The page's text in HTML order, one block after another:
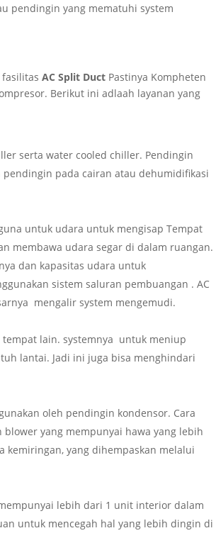
pendingin yang mematuhi system
fasilitasAC Split Duct Pastinya Kompheten
Berikut ini adlaah layanan yang
serta water cooled chiller. Pendingin
pada cairan atau dehumidifikasi
untuk udara untuk mengisap Tempat
membawa udara segar di dalam ruangan.
dan kapasitas udara untuk
sistem saluran pembuangan . AC
mengalir system mengemudi.
lain. systemnya untuk meniup
lantai. Jadi ini juga bisa menghindari
oleh pendingin kondensor. Cara
blower yang mempunyai hawa yang lebih
yang dihempaskan melalui
lebih dari 1 unit interior dalam
untuk mencegah hal yang lebih dingin di